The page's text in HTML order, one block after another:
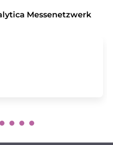
Messenetzwerk